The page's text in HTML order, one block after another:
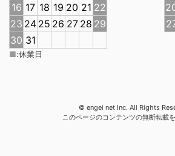
16 17 18 19 20 21 22
23 24 25 26 27 28 29
30 31
■:休業日
© engei net Inc. All Rights
このページのコンテンツの無断転載を